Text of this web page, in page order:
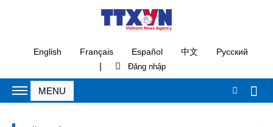
English Français Español 中文 Русский
|